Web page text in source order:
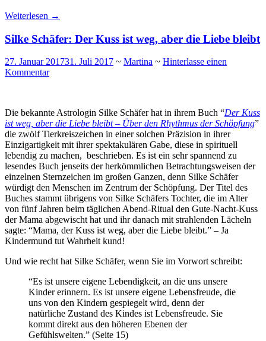
Weiterlesen →
Silke Schäfer: Der Kuss ist weg, aber die Liebe bleibt
27. Januar 201731. Juli 2017 ~ Martina ~ Hinterlasse einen
Kommentar
Die bekannte Astrologin Silke Schäfer hat in ihrem Buch “Der Kuss
ist weg, aber die Liebe bleibt – Über den Rhythmus der Schöpfung”
die zwölf Tierkreiszeichen in einer solchen Präzision in ihrer
Einzigartigkeit mit ihrer spektakulären Gabe, diese in spirituell
lebendig zu machen, beschrieben. Es ist ein sehr spannend zu
lesendes Buch jenseits der herkömmlichen Betrachtungsweisen der
einzelnen Sternzeichen im großen Ganzen, denn Silke Schäfer
würdigt den Menschen im Zentrum der Schöpfung. Der Titel des
Buches stammt übrigens von Silke Schäfers Tochter, die im Alter
von fünf Jahren beim täglichen Abend-Ritual den Gute-Nacht-Kuss
der Mama abgewischt hat und ihr danach mit strahlenden Lächeln
sagte: “Mama, der Kuss ist weg, aber die Liebe bleibt.” – Ja
Kindermund tut Wahrheit kund!
Und wie recht hat Silke Schäfer, wenn Sie im Vorwort schreibt:
“Es ist unsere eigene Lebendigkeit, an die uns unsere
Kinder erinnern. Es ist unsere eigene Lebensfreude, die
uns von den Kindern gespiegelt wird, denn der
natürliche Zustand des Kindes ist Lebensfreude. Sie
kommt direkt aus den höheren Ebenen der
Gefühlswelten.” (Seite 15)